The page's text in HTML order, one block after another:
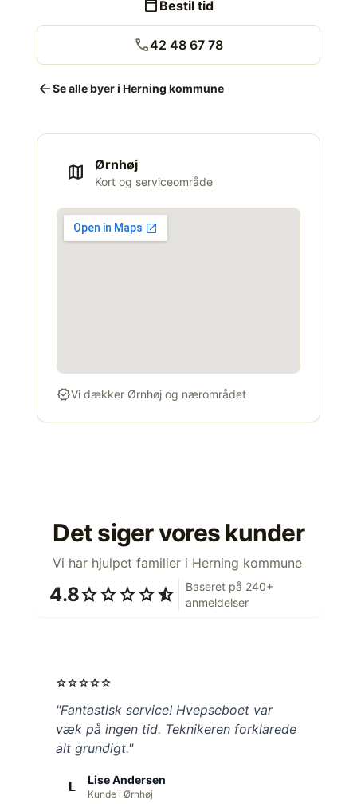
calendar_today Bestil tid
call42 48 67 78
arrow_backSe alle byer i Herning kommune
map Ørnhøj
Kort og serviceområde
verifiedVi dækker Ørnhøj og nærområdet
Det siger vores kunder
Vi har hjulpet familier i Herning kommune
4.8starstarstarstarstar_half
Baseret på 240+
anmeldelser
starstarstarstarstar
"Fantastisk service! Hvepseboet var
væk på ingen tid. Teknikeren forklarede
alt grundigt."
L Lise Andersen
Kunde i Ørnhøj